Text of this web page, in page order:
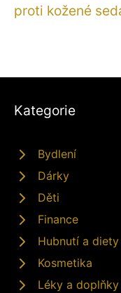
proti kožené
Kategorie
Bydlení
Dárky
Děti
Finance
Hubnutí a diety
Kosmetika
Léky a